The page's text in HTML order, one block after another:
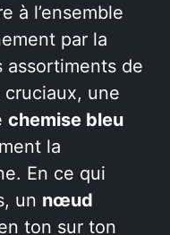
à l’ensemble
par la
assortiments de
une
chemise bleu
la
En ce qui
un nœud
ton sur ton